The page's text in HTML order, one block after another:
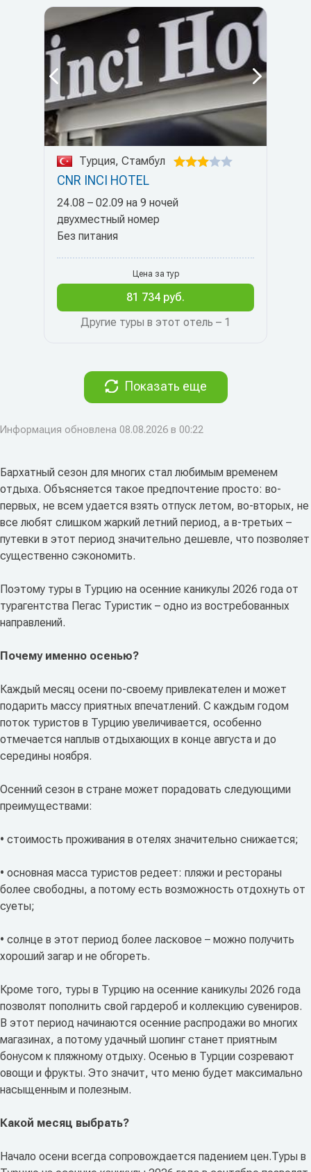
Турция, Стамбул
CNR INCI HOTEL
24.08 – 02.09 на 9 ночей
двухместный номер
Без питания
Другие туры в этот отель – 1
Цена за тур
81 734 руб.
Показать еще
Информация обновлена 08.08.2026 в 00:22
Бархатный сезон для многих стал любимым временем
отдыха. Объясняется такое предпочтение просто: во-
первых, не всем удается взять отпуск летом, во-вторых, не
все любят слишком жаркий летний период, а в-третьих –
путевки в этот период значительно дешевле, что позволяет
существенно сэкономить.
Поэтому туры в Турцию на осенние каникулы 2026 года от
турагентства Пегас Туристик – одно из востребованных
направлений.
Почему именно осенью?
Каждый месяц осени по-своему привлекателен и может
подарить массу приятных впечатлений. С каждым годом
поток туристов в Турцию увеличивается, особенно
отмечается наплыв отдыхающих в конце августа и до
середины ноября.
Осенний сезон в стране может порадовать следующими
преимуществами:
• стоимость проживания в отелях значительно снижается;
• основная масса туристов редеет: пляжи и рестораны
более свободны, а потому есть возможность отдохнуть от
суеты;
• солнце в этот период более ласковое – можно получить
хороший загар и не обгореть.
Кроме того, туры в Турцию на осенние каникулы 2026 года
позволят пополнить свой гардероб и коллекцию сувениров.
В этот период начинаются осенние распродажи во многих
магазинах, а потому удачный шопинг станет приятным
бонусом к пляжному отдыху. Осенью в Турции созревают
овощи и фрукты. Это значит, что меню будет максимально
насыщенным и полезным.
Какой месяц выбрать?
Начало осени всегда сопровождается падением цен.Туры в